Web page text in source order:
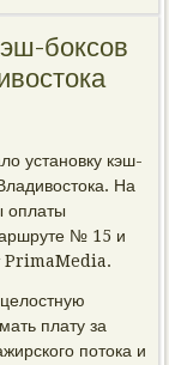
боксов
установку кэш-
На
оплаты
№ 15 и
PrimaMedia.
плату за
потока и